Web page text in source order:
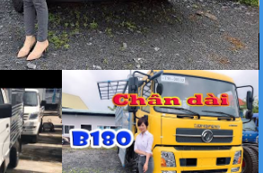
Xe tải Foton 990kg